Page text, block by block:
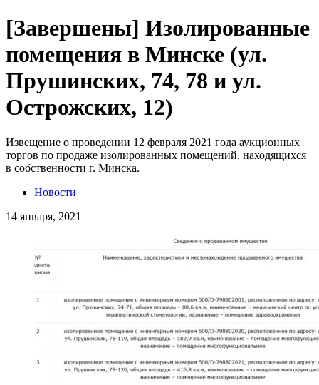
[Завершены] Изолированные
помещения в Минске (ул.
Прушинских, 74, 78 и ул.
Острожских, 12)
Извещение о проведении 12 февраля 2021 года аукционных
торгов по продаже изолированных помещений, находящихся
в собственности г. Минска.
Новости
14 января, 2021